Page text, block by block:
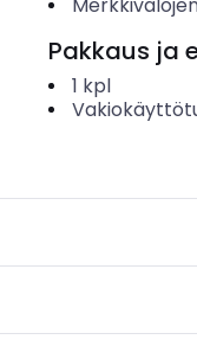
Pakkaus ja
1 kpl